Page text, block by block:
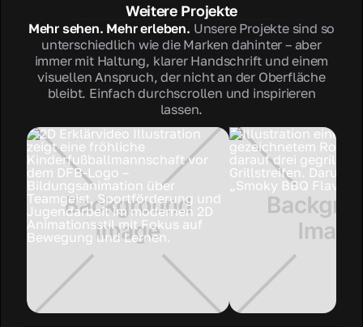
Weitere Projekte
Mehr sehen. Mehr erleben. Unsere Projekte sind so
unterschiedlich wie die Marken dahinter – aber
immer mit Haltung, klarer Handschrift und einem
visuellen Anspruch, der nicht an der Oberfläche
bleibt. Einfach durchscrollen und inspirieren
lassen.